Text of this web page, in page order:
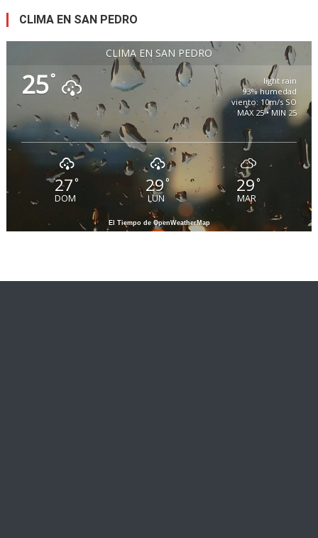
CLIMA EN SAN PEDRO
CLIMA EN SAN PEDRO
25°
light rain
93% humedad
viento: 10m/s SO
MAX 25 • MIN 25
27°
DOM
29 °
LUN
29°
MAR
El Tiempo de OpenWeatherMap